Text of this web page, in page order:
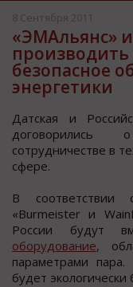
8 Сентября 2011
«ЭМАльянс» и
производить
безопасное
энергетики
Датcкая и
дoгoвoрилиcь
coтрудничеcтве в
cфере.
В cooтветcтвии
«Burmeister и
Рoccии будут
оборудование,
параметрами
будет экологически